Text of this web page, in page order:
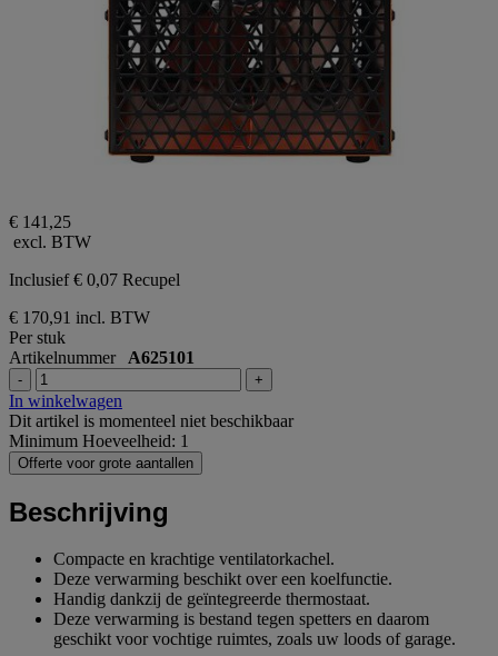
€ 141,25
excl. BTW
Inclusief € 0,07 Recupel
€ 170,91 incl. BTW
Per stuk
Artikelnummer A625101
- +
In winkelwagen
Dit artikel is momenteel niet beschikbaar
Minimum Hoeveelheid: 1
Offerte voor grote aantallen
Beschrijving
Compacte en krachtige ventilatorkachel.
Deze verwarming beschikt over een koelfunctie.
Handig dankzij de geïntegreerde thermostaat.
Deze verwarming is bestand tegen spetters en daarom
geschikt voor vochtige ruimtes, zoals uw loods of garage.